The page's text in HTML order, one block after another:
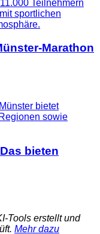
Marathon
bieten
Tools erstellt und
Mehr dazu